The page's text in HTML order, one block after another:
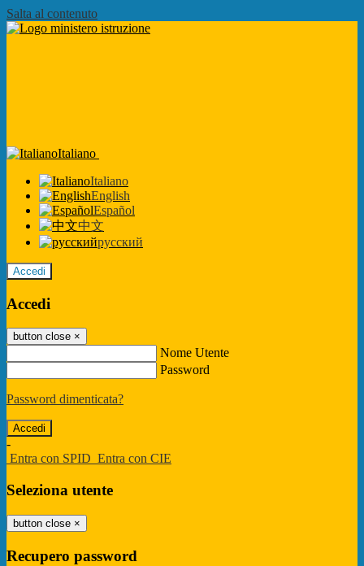
Salta al contenuto
Italiano
Italiano
English
Español
中文
русский
Accedi
Accedi
button close ×
Nome Utente
Password
Password dimenticata?
-
Entra con SPID Entra con CIE
Seleziona utente
button close ×
Recupero password